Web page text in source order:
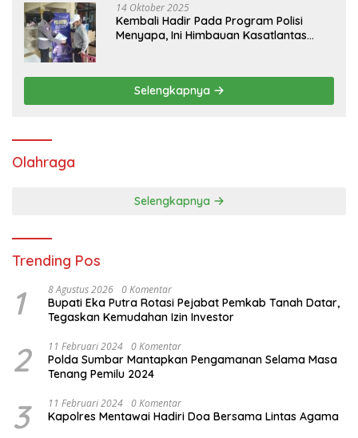
14 Oktober 2025
Kembali Hadir Pada Program Polisi
Menyapa, Ini Himbauan Kasatlantas
Selengkapnya
Olahraga
Selengkapnya
Trending Pos
1 8 Agustus 2026 0 Komentar
Bupati Eka Putra Rotasi Pejabat Pemkab Tanah Datar,
Tegaskan Kemudahan Izin Investor
2 11 Februari 2024 0 Komentar
Polda Sumbar Mantapkan Pengamanan Selama Masa
Tenang Pemilu 2024
3 11 Februari 2024 0 Komentar
Kapolres Mentawai Hadiri Doa Bersama Lintas Agama